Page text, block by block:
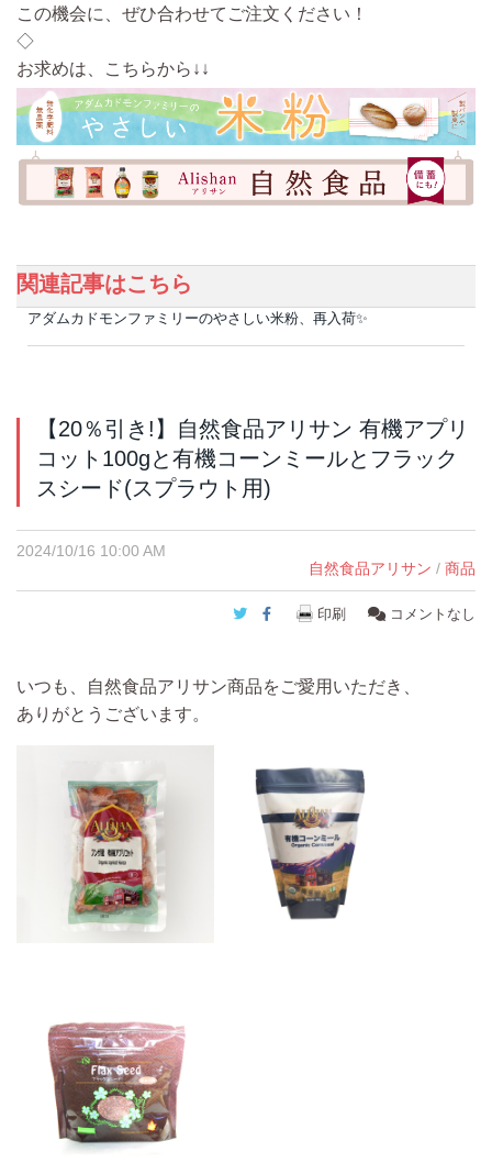
この機会に、ぜひ合わせてご注文ください！
◇
お求めは、こちらから↓↓
関連記事はこちら
アダムカドモンファミリーのやさしい米粉、再入荷✨
【20％引き!】自然食品アリサン 有機アプリ
コット100gと有機コーンミールとフラック
スシード(スプラウト用)
2024/10/16 10:00 AM
自然食品アリサン / 商品
Twitter
Facebook
印刷 コメントなし
いつも、自然食品アリサン商品をご愛用いただき、
ありがとうございます。